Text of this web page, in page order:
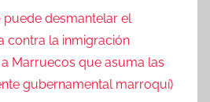
puede desmantelar el
contra la inmigración
Marruecos que asuma las
gubernamental marroquí)